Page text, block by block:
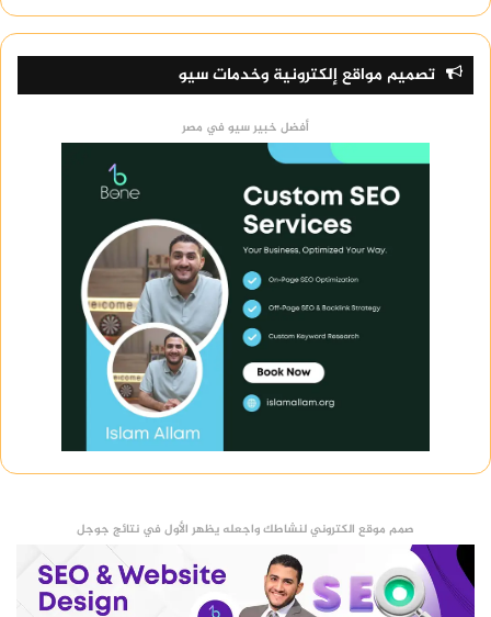
تصميم مواقع إلكترونية وخدمات سيو
أفضل خبير سيو في مصر
صمم موقع الكتروني لنشاطك واجعله يظهر الأول في نتائج جوجل